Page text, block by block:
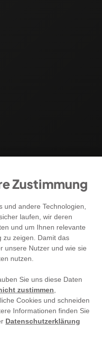
Zustimmung
und andere Technologien,
laufen, wir deren
und um Ihnen relevante
zu zeigen. Damit das
unsere Nutzer und wie sie
nutzen.
Sie uns diese Daten
zustimmen
Cookies und schneiden
Informationen finden Sie
Datenschutzerklärung